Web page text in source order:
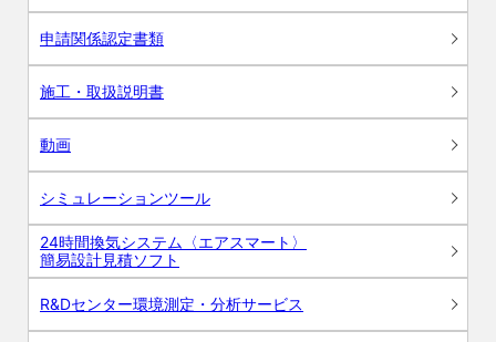
申請関係認定書類
施工・取扱説明書
動画
シミュレーションツール
24時間換気システム〈エアスマート〉
簡易設計見積ソフト
R&Dセンター環境測定・分析サービス